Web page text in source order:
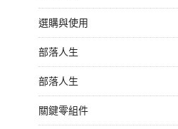
選購與使用
部落人生
部落人生
關鍵零組件